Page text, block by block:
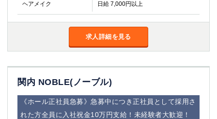
ヘアメイク 日給 7,000円以上
求人詳細を見る
関内 NOBLE(ノーブル)
《ホール正社員急募》急募中につき正社員として採用さ
れた方全員に入社祝金10万円支給！未経験者大歓迎！